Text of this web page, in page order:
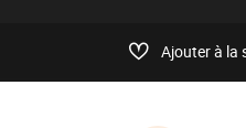
Ajouter à la